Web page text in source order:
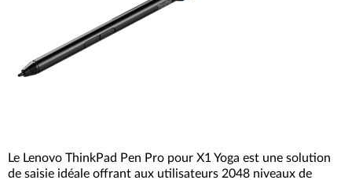
Le Lenovo ThinkPad Pen Pro pour X1 Yoga est une solution
de saisie idéale offrant aux utilisateurs 2048 niveaux de